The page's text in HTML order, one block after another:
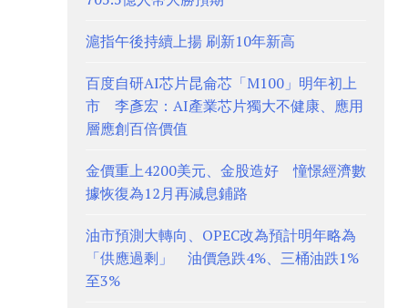
滬指午後持續上揚 刷新10年新高
百度自研AI芯片昆侖芯「M100」明年初上
市 李彥宏：AI產業芯片獨大不健康、應用
層應創百倍價值
金價重上4200美元、金股造好 憧憬經濟數
據恢復為12月再減息鋪路
油市預測大轉向、OPEC改為預計明年略為
「供應過剩」 油價急跌4%、三桶油跌1%
至3%